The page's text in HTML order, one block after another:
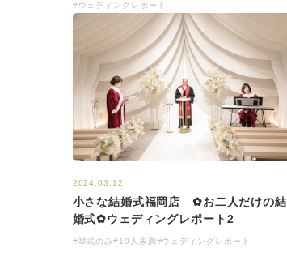
#ウェディングレポート
2024.03.12
小さな結婚式福岡店 ✿お二人だけの結
婚式✿ウェディングレポート2
#挙式のみ#10人未満#ウェディングレポート